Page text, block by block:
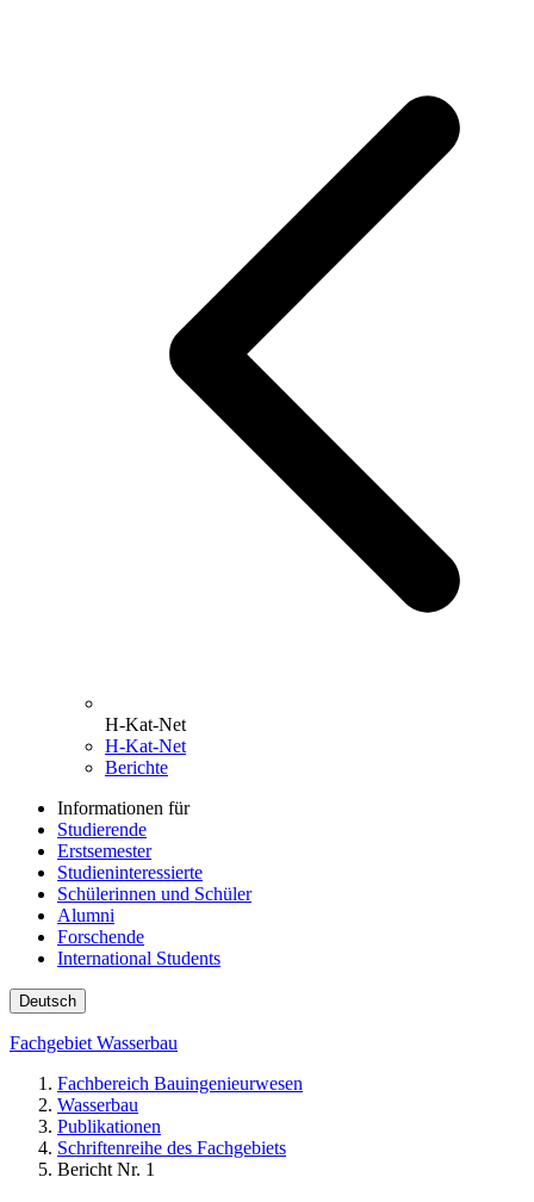
H-Kat-Net
H-Kat-Net
Berichte
Informationen für
Studierende
Erstsemester
Studieninteressierte
Schülerinnen und Schüler
Alumni
Forschende
International Students
Deutsch
Fachgebiet Wasserbau
Fachbereich Bauingenieurwesen
Wasserbau
Publikationen
Schriftenreihe des Fachgebiets
Bericht Nr. 1